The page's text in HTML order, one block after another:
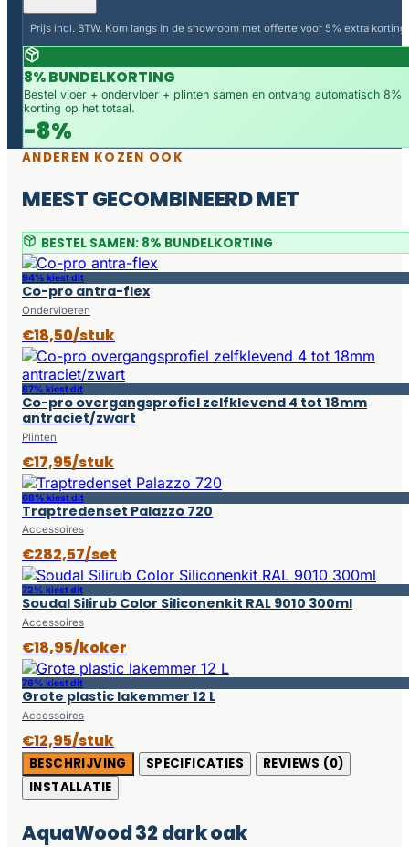
Prijs incl. BTW. Kom langs in de showroom met offerte voor 5% extra korting.
8% BUNDELKORTING
Bestel vloer + ondervloer + plinten samen en ontvang automatisch 8%
korting op het totaal.
-8%
ANDEREN KOZEN OOK
MEEST GECOMBINEERD MET
BESTEL SAMEN: 8% BUNDELKORTING
94% kiest dit
Co-pro antra-flex
Ondervloeren
€18,50/stuk
87% kiest dit
Co-pro overgangsprofiel zelfklevend 4 tot 18mm
antraciet/zwart
Plinten
€17,95/stuk
68% kiest dit
Traptredenset Palazzo 720
Accessoires
€282,57/set
72% kiest dit
Soudal Silirub Color Siliconenkit RAL 9010 300ml
Accessoires
€18,95/koker
76% kiest dit
Grote plastic lakemmer 12 L
Accessoires
€12,95/stuk
BESCHRIJVING SPECIFICATIES
REVIEWS (0)
INSTALLATIE
AquaWood 32 dark oak